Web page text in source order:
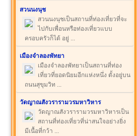
สวนนงนุช
สวนนงนุชเป็นสถานที่ท่องเที่ยวที่จะ
ไปกับเพื่อนหรือท่องเที่ยวแบบ
ครอบครัวก็ได้ อยู่ ...
เมืองจำลองพัทยา
เมืองจำลองพัทยาเป็นสถานที่ท่อง
เที่ยวที่ยอดนิยมอีกแห่งหนึ่ง ตั้งอยู่บน
ถนนสุขุมวิท ...
วัดญาณสังวรารามวรมหาวิหาร
วัดญาณสังวรารามวรมหาวิหารเป็น
สถานที่ท่องเที่ยวที่น่าสนใจอย่างยิ่ง
มีเนื้อที่กว้า ...